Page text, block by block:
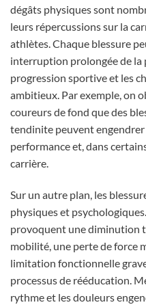
dégâts physiques sont
leurs répercussions sur la
athlètes. Chaque blessure
interruption prolongée de la
progression sportive et les
ambitieux. Par exemple, on
coureurs de fond que des
tendinite peuvent
performance et, dans
carrière.
Sur un autre plan, les
physiques et
provoquent une diminution
mobilité, une perte de force
limitation fonctionnelle
processus de rééducation.
rythme et les douleurs